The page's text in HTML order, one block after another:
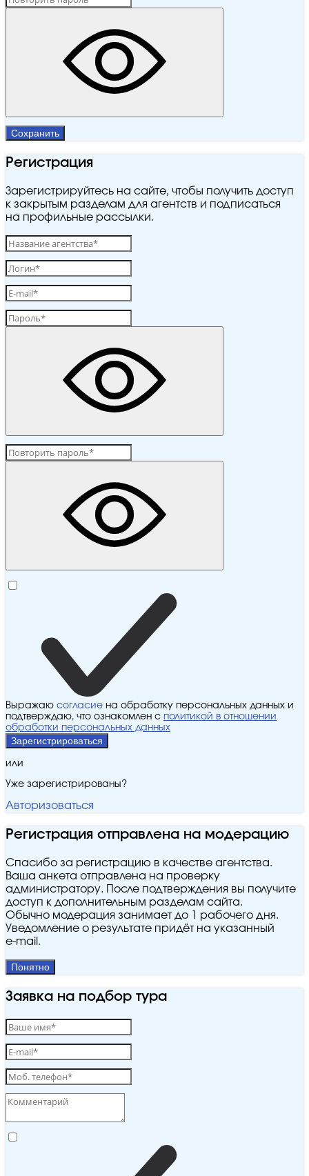
Сохранить
Регистрация
Зарегистрируйтесь на сайте, чтобы получить доступ
к закрытым разделам для агентств и подписаться
на профильные рассылки.
Выражаю согласие на обработку персональных данных и
подтверждаю, что ознакомлен с политикой в отношении
обработки персональных данных
Зарегистрироваться
или
Уже зарегистрированы?
Авторизоваться
Регистрация отправлена на модерацию
Спасибо за регистрацию в качестве агентства.
Ваша анкета отправлена на проверку
администратору. После подтверждения вы получите
доступ к дополнительным разделам сайта.
Обычно модерация занимает до 1 рабочего дня.
Уведомление о результате придёт на указанный
e‑mail.
Понятно
Заявка на подбор тура